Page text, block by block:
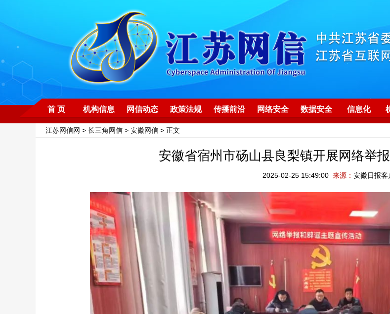
首 页 机构信息 网信动态 政策法规 传播前沿 网络安全 数据安全 信息化
江苏网信网 > 长三角网信 > 安徽网信 > 正文
安徽省宿州市砀山县良梨镇开展网络举
2025-02-25 15:49:00 来源： 安徽日报客